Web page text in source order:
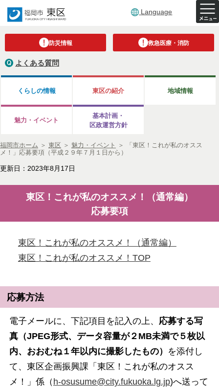
Language
防災情報 救急医療・消防
よくある質問
くらしの情報 東区の紹介 地域情報
魅力・イベント
基本計画・
区政運営方針
福岡市ホーム ＞ 東区 ＞ 魅力・イベント ＞
「東区！これが私のオスス
メ！」応募要項（平成２９年７月１日から）
更新日：2023年8月17日
東区！これが私のオススメ！（通常編）
応募要項
東区！これが私のオススメ！（通常編）
東区！これが私のオススメ！TOP
応募方法
電子メールに、下記項目を記入の上、 応募する写
真（JPEG形式、データ容量が２MB未満で５枚以
内、おおむね１年以内に撮影したもの）
を添付し
て、東区企画振興課「東区！これが私のオスス
メ！」係（ h-osusume@city.fukuoka.lg.jp)へ送って